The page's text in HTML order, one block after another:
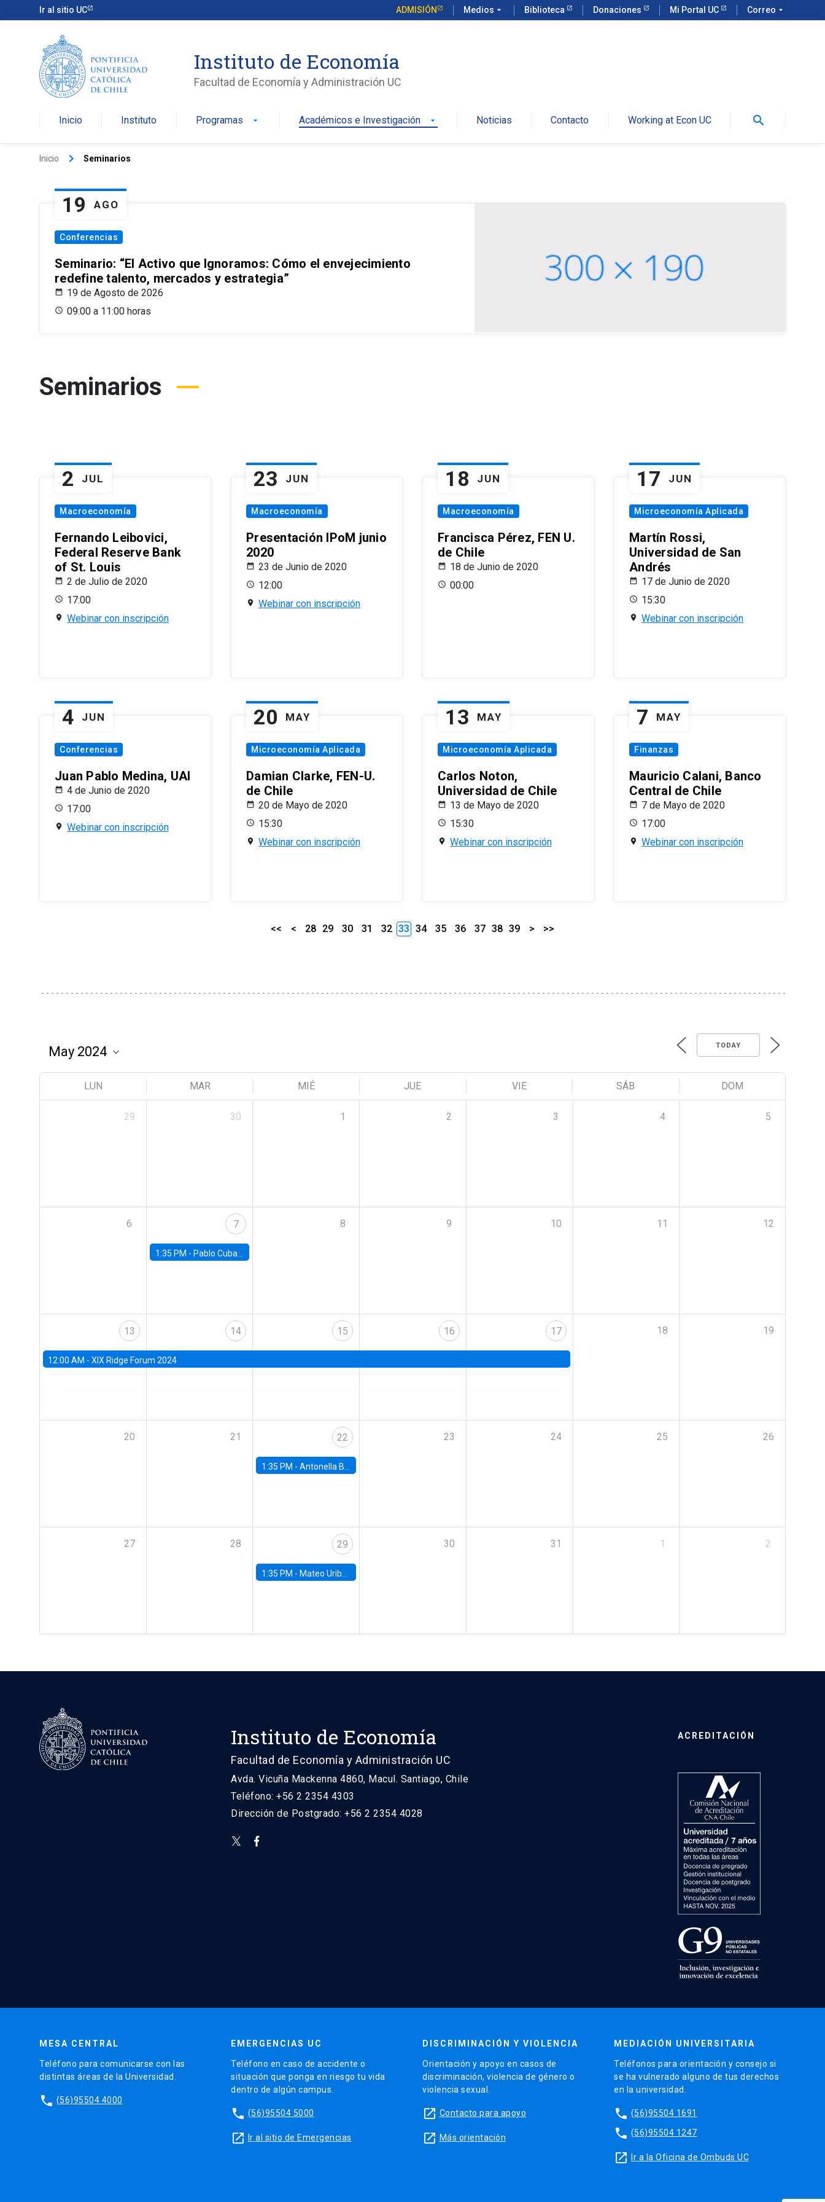
Ir al sitio UC ADMISIÓN Medios arrow_drop_down Biblioteca Donaciones Mi Portal UC Correo arrow_drop_down
Instituto de Economía
Facultad de Economía y Administración UC
Inicio Instituto Programas arrow_drop_down Académicos e Investigación arrow_drop_down Noticias Contacto Working at Econ UC search
Inicio keyboard_arrow_right Seminarios
19 AGO
Conferencias
Seminario: “El Activo que Ignoramos: Cómo el envejecimiento
redefine talento, mercados y estrategia”
19 de Agosto de 2026
09:00 a 11:00 horas
Seminarios
2 JUL
Macroeconomía
Fernando Leibovici,
Federal Reserve Bank
of St. Louis
2 de Julio de 2020
17:00
Webinar con inscripción
23 JUN
Macroeconomía
Presentación IPoM junio
2020
23 de Junio de 2020
12:00
Webinar con inscripción
18 JUN
Macroeconomía
Francisca Pérez, FEN U.
de Chile
18 de Junio de 2020
00:00
17 JUN
Microeconomía Aplicada
Martín Rossi,
Universidad de San
Andrés
17 de Junio de 2020
15:30
Webinar con inscripción
4 JUN
Conferencias
Juan Pablo Medina, UAI
4 de Junio de 2020
17:00
Webinar con inscripción
20 MAY
Microeconomía Aplicada
Damian Clarke, FEN-U.
de Chile
20 de Mayo de 2020
15:30
Webinar con inscripción
13 MAY
Microeconomía Aplicada
Carlos Noton,
Universidad de Chile
13 de Mayo de 2020
15:30
Webinar con inscripción
7 MAY
Finanzas
Mauricio Calani, Banco
Central de Chile
7 de Mayo de 2020
17:00
Webinar con inscripción
<< < 28 29 30 31 32 33 34 35 36 37 38 39 > >>
TODAY
LUN MAR MIÉ JUE VIE SÁB DOM
29 30 1 2 3 4 5
6 7
1:35 PM - Pablo Cuba, FED Board
8 9 10 11 12
13
12:00 AM - XIX Ridge Forum 2024
14 15 16 17 18 19
20 21 22
1:35 PM -Antonella Bancalari, Institute for Fiscal Studies (IFS) and Research Associate at University College London (UCL)
23 24 25 26
27 28 29
1:35 PM - Mateo Uribe-Castro, Universidad de los Andes (Colombia)
30 31 1 2
Instituto de Economía
Facultad de Economía y Administración UC
Avda. Vicuña Mackenna 4860, Macul. Santiago, Chile
Teléfono: +56 2 2354 4303
Dirección de Postgrado: +56 2 2354 4028
ACREDITACIÓN
MESA CENTRAL
Teléfono para comunicarse con las
distintas áreas de la Universidad.
phone (56)95504 4000
EMERGENCIAS UC
Teléfono en caso de accidente o
situación que ponga en riesgo tu vida
dentro de algún campus.
phone (56)95504 5000
launch Ir al sitio de Emergencias
DISCRIMINACIÓN Y VIOLENCIA
Orientación y apoyo en casos de
discriminación, violencia de género o
violencia sexual.
launch Contacto para apoyo
launch Más orientación
MEDIACIÓN UNIVERSITARIA
Teléfonos para orientación y consejo si
se ha vulnerado alguno de tus derechos
en la universidad.
phone (56)95504 1691
phone (56)95504 1247
launch Ir a la Oficina de Ombuds UC